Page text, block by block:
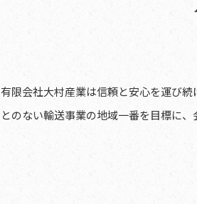
有限会社大村産業は信頼と安心を運び
とのない輸送事業の地域一番を目標に